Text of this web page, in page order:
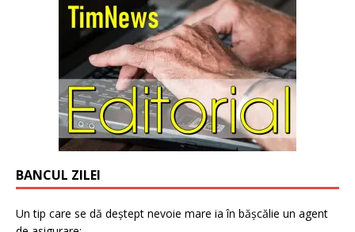
BANCUL ZILEI
Un tip care se dă deștept nevoie mare ia în bășcălie un agent